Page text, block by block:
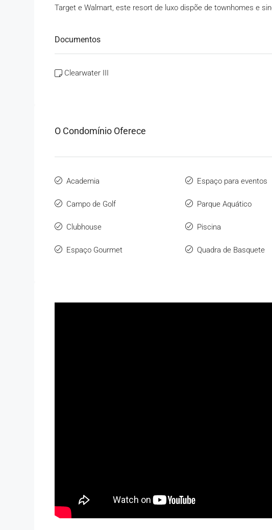
Target e Walmart, este resort de luxo dispõe de townhomes e
Documentos
Clearwater III
O Condomínio Oferece
Academia
Campo de Golf
Clubhouse
Espaço Gourmet
Espaço para eventos
Parque Aquático
Piscina
Quadra de Basquete